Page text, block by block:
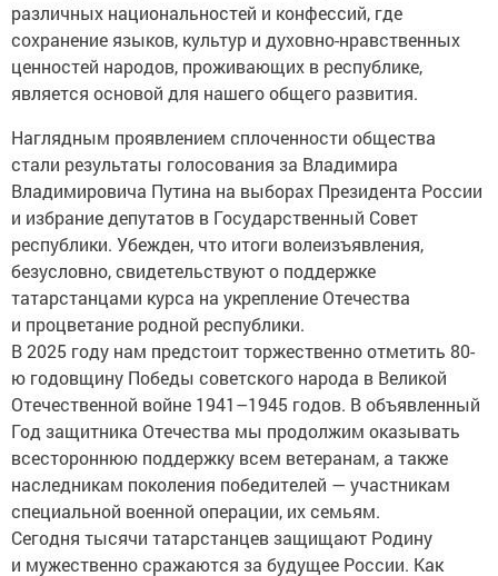
различных национальностей и конфессий, где
сохранение языков, культур и духовно-нравственных
ценностей народов, проживающих в республике,
является основой для нашего общего развития.
Наглядным проявлением сплоченности общества
стали результаты голосования за Владимира
Владимировича Путина на выборах Президента России
и избрание депутатов в Государственный Совет
республики. Убежден, что итоги волеизъявления,
безусловно, свидетельствуют о поддержке
татарстанцами курса на укрепление Отечества
и процветание родной республики.
В 2025 году нам предстоит торжественно отметить 80-
ю годовщину Победы советского народа в Великой
Отечественной войне 1941–1945 годов. В объявленный
Год защитника Отечества мы продолжим оказывать
всестороннюю поддержку всем ветеранам, а также
наследникам поколения победителей — участникам
специальной военной операции, их семьям.
Сегодня тысячи татарстанцев защищают Родину
и мужественно сражаются за будущее России. Как